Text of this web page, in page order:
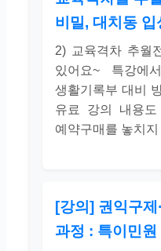
비밀, 대치동
2) 교육격차 추월
있어요~ 특강에
생활기록부 대비
유료 강의 내용도
예약구매를 놓치지
[강의] 권익구
과정 : 특이민